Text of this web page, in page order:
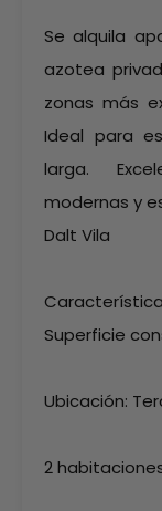
Se alquila
azotea
zonas más
Ideal para
larga.
modernas y
Dalt Vila
Superficie
Ubicación:
2